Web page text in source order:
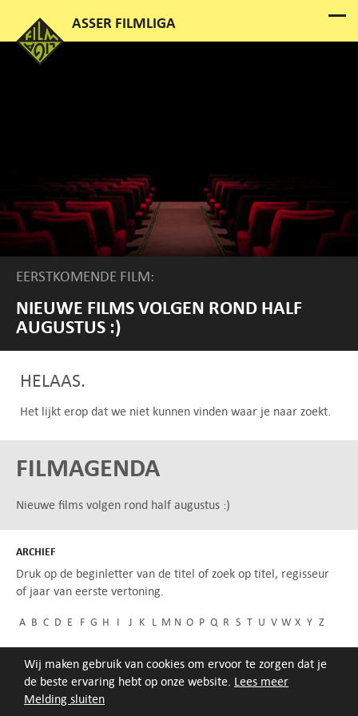
Melding sluiten
Wij maken gebruik van cookies om ervoor te zorgen dat je
de beste ervaring hebt op onze website. Lees meer
EERSTKOMENDE FILM:
NIEUWE FILMS VOLGEN ROND HALF
AUGUSTUS :)
HELAAS.
Het lijkt erop dat we niet kunnen vinden waar je naar zoekt.
FILMAGENDA
Nieuwe films volgen rond half augustus :)
ARCHIEF
Druk op de beginletter van de titel of zoek op titel, regisseur
of jaar van eerste vertoning.
A B C D E F G H I J K L M N O P Q R S T U V W X Y Z